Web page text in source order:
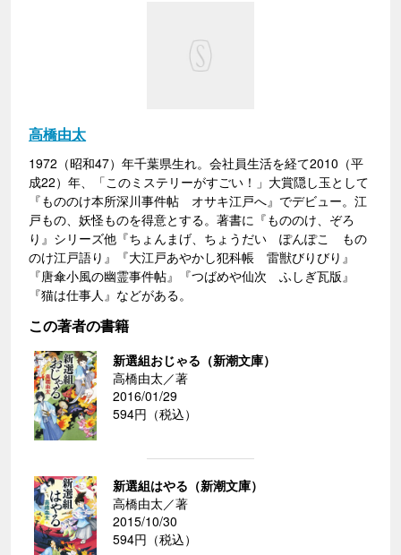
高橋由太
1972（昭和47）年千葉県生れ。会社員生活を経て2010（平
成22）年、「このミステリーがすごい！」大賞隠し玉として
『もののけ本所深川事件帖 オサキ江戸へ』でデビュー。江
戸もの、妖怪ものを得意とする。著書に『もののけ、ぞろ
り』シリーズ他『ちょんまげ、ちょうだい ぽんぽこ もの
のけ江戸語り』『大江戸あやかし犯科帳 雷獣びりびり』
『唐傘小風の幽霊事件帖』『つばめや仙次 ふしぎ瓦版』
『猫は仕事人』などがある。
この著者の書籍
新選組おじゃる（新潮文庫）
高橋由太／著
2016/01/29
594円（税込）
新選組はやる（新潮文庫）
高橋由太／著
2015/10/30
594円（税込）